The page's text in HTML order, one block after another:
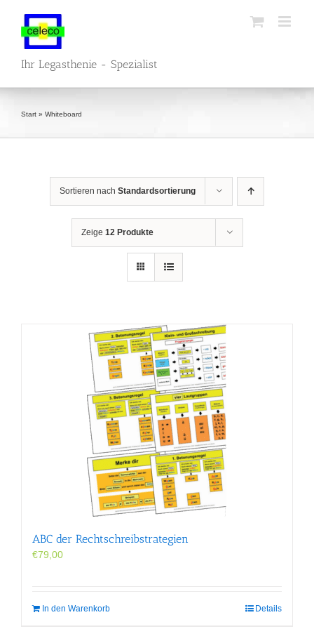
springen
Ihr Legasthenie - Spezialist
Start » Whiteboard
Sortieren nach Standardsortierung
Zeige 12 Produkte
ABC der Rechtschreibstrategien
€79,00
In den Warenkorb Details